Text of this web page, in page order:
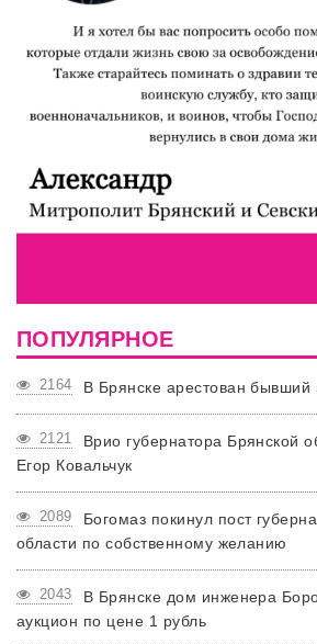
ПОПУЛЯРНОЕ
2164 В Брянске арестован
2121
Врио губернатора Брянской
Егор Ковальчук
2089
Богомаз покинул пост
области по собственному желанию
2043
В Брянске дом инженера
аукцион по цене 1 рубль